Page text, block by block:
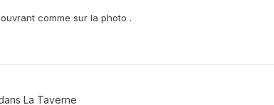
comme sur la photo .
La Taverne